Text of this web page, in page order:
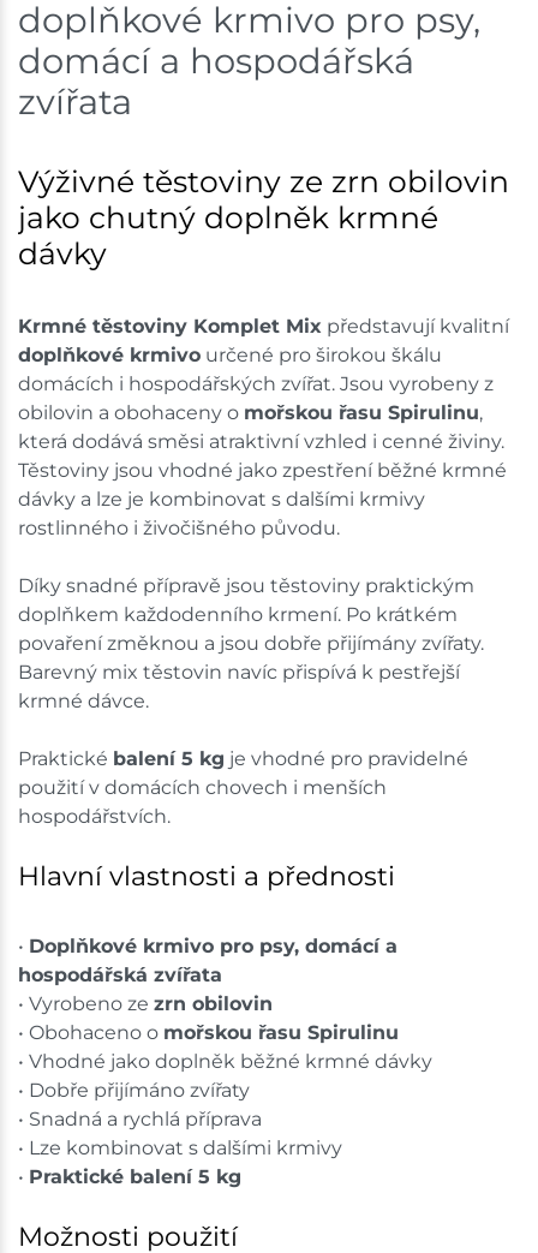
doplňkové krmivo pro psy,
domácí a hospodářská
zvířata
Výživné těstoviny ze zrn obilovin
jako chutný doplněk krmné
dávky
Krmné těstoviny Komplet Mix představují kvalitní
doplňkové krmivo určené pro širokou škálu
domácích i hospodářských zvířat. Jsou vyrobeny z
obilovin a obohaceny o mořskou řasu Spirulinu,
která dodává směsi atraktivní vzhled i cenné živiny.
Těstoviny jsou vhodné jako zpestření běžné krmné
dávky a lze je kombinovat s dalšími krmivy
rostlinného i živočišného původu.
Díky snadné přípravě jsou těstoviny praktickým
doplňkem každodenního krmení. Po krátkém
povaření změknou a jsou dobře přijímány zvířaty.
Barevný mix těstovin navíc přispívá k pestřejší
krmné dávce.
Praktické balení 5 kg je vhodné pro pravidelné
použití v domácích chovech i menších
hospodářstvích.
Hlavní vlastnosti a přednosti
• Doplňkové krmivo pro psy, domácí a
hospodářská zvířata
• Vyrobeno ze zrn obilovin
• Obohaceno o mořskou řasu Spirulinu
• Vhodné jako doplněk běžné krmné dávky
• Dobře přijímáno zvířaty
• Snadná a rychlá příprava
• Lze kombinovat s dalšími krmivy
• Praktické balení 5 kg
Možnosti použití